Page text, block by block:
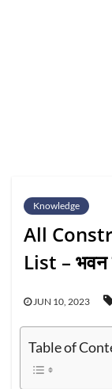
Knowledge
All
List – भवन
JUN 10, 2023
Table of